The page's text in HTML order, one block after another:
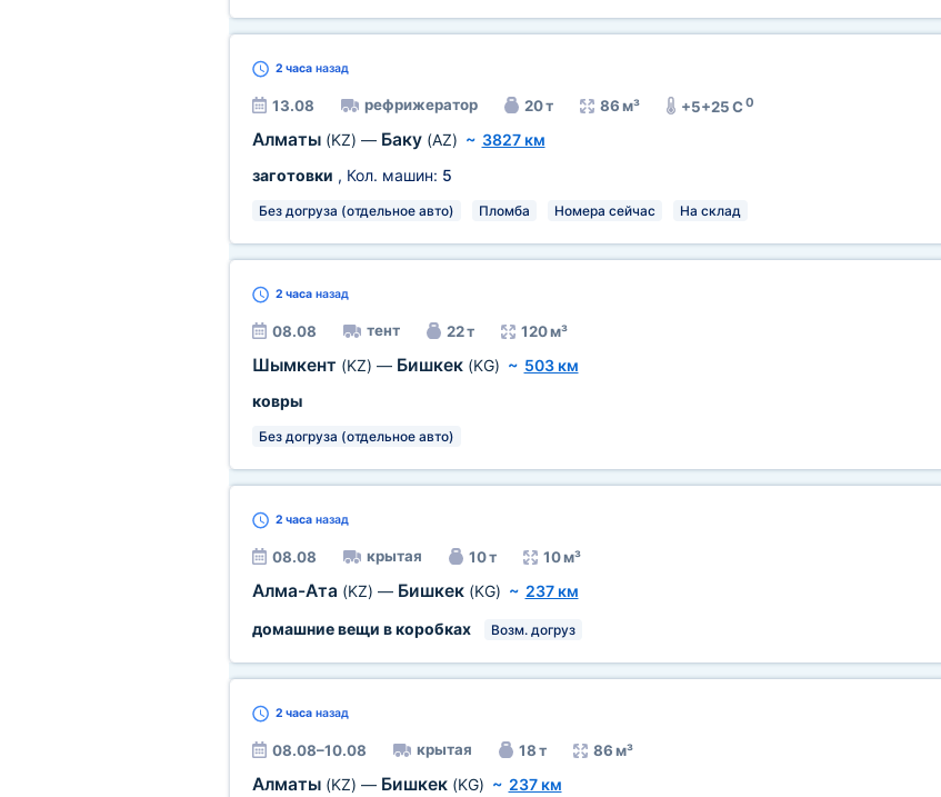
2 часаназад
13.08 рефрижератор 20 т 86 м³ +5+25 C0
Алматы (KZ) — Баку (AZ) ~ 3827 км
заготовки , Кол. машин: 5
Без догруза (отдельное авто) Пломба Номера сейчас На склад
2 часаназад
08.08 тент 22 т 120 м³
Шымкент (KZ) — Бишкек (KG) ~ 503 км
ковры
Без догруза (отдельное авто)
2 часаназад
08.08 крытая 10 т 10 м³
Алма-Ата (KZ) — Бишкек (KG) ~ 237 км
домашние вещи в коробках
Возм. догруз
2 часаназад
08.08–10.08 крытая 18 т 86 м³
Алматы (KZ) — Бишкек (KG) ~ 237 км